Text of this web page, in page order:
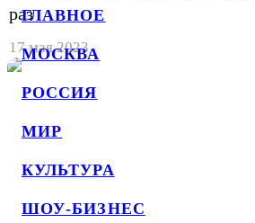
ГЛАВНОЕ
МОСКВА
РОССИЯ
МИР
КУЛЬТУРА
ШОУ-БИЗНЕС
раз
17 мая 2023